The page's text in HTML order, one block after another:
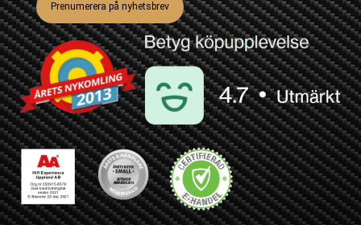
Prenumerera på nyhetsbrev